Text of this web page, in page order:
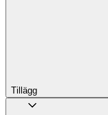
Tillägg